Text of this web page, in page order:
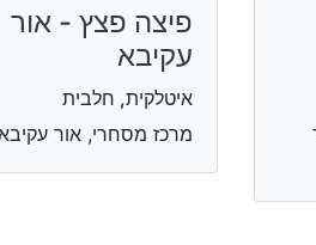
פיצה פצץ - אור
עקיבא
איטלקית, חלבית
מרכז מסחרי, אור